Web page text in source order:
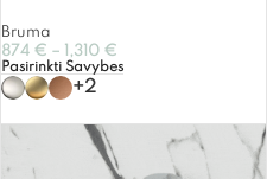
Bruma
874 € – 1,310 €
Pasirinkti Savybes
+2